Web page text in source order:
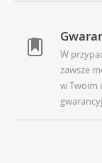
W
zawsze
w Twoim